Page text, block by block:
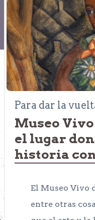
Para dar la
Museo
el lugar
historia
El Museo Vivo
entre otras